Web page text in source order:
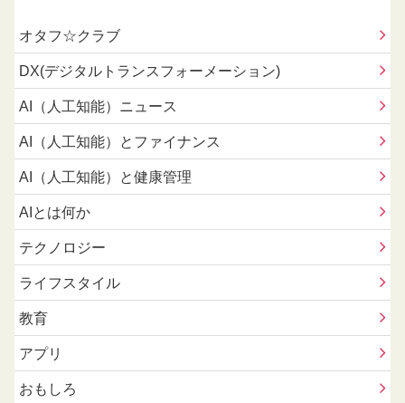
オタフ☆クラブ
DX(デジタルトランスフォーメーション)
AI（人工知能）ニュース
AI（人工知能）とファイナンス
AI（人工知能）と健康管理
AIとは何か
テクノロジー
ライフスタイル
教育
アプリ
おもしろ